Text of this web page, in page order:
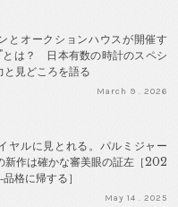
とオークションハウスが開催す
とは？ 日本有数の時計のスペシ
と見どころを語る
March 9 . 2026
ヤルに見とれる。パルミジャー
新作は確かな審美眼の証左［202
格に帰する］
May 14 . 2025